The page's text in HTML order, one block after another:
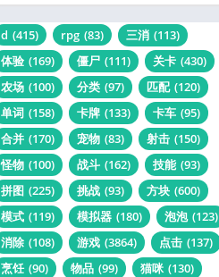
d (415) rpg (83) 三消 (113)
体验 (169) 僵尸 (111) 关卡 (430)
农场 (100) 分类 (97) 匹配 (120)
单词 (158) 卡牌 (133) 卡车 (95)
合并 (170) 宠物 (83) 射击 (150)
怪物 (100) 战斗 (162) 技能 (93)
拼图 (225) 挑战 (93) 方块 (600)
模式 (119) 模拟器 (180) 泡泡 (123)
消除 (108) 游戏 (3864) 点击 (137)
烹饪 (90) 物品 (99) 猫咪 (130)